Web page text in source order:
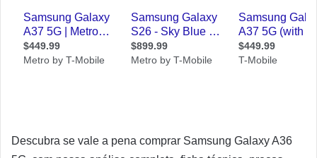
Descubra se vale a pena comprar Samsung Galaxy A36